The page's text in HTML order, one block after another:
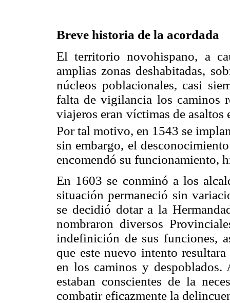
Breve historia de la acordada
El territorio novohispano, a
amplias zonas deshabitadas,
núcleos poblacionales, casi
falta de vigilancia los caminos
viajeros eran víctimas de
Por tal motivo, en 1543 se
sin embargo, el
encomendó su funcionamiento,
En 1603 se conminó a los
situación permaneció sin
se decidió dotar a la
nombraron diversos
indefinición de sus funciones,
que este nuevo intento
en los caminos y
estaban conscientes de la
combatir eficazmente la